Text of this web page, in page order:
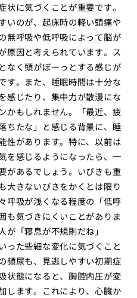
に気づくことが重要です。
いのが、起床時の軽い頭痛や
無呼吸や低呼吸によって脳が
原因と考えられています。ス
なく頭がぼーっとする感じが
す。また、睡眠時間は十分な
感じたり、集中力が散漫にな
かもしれません。「最近、疲
ちたな」と感じる背景に、睡
性があります。特に、以前は
を感じるようになったら、一
があるでしょう。いびきも重
大きないびきをかくとは限り
呼吸が浅くなる程度の「低呼
も気づきにくいことがありま
「寝息が不規則だね」
った些細な変化に気づくこと
頻尿も、見逃しやすい初期症
状態になると、胸腔内圧が変
します。これにより、心臓か